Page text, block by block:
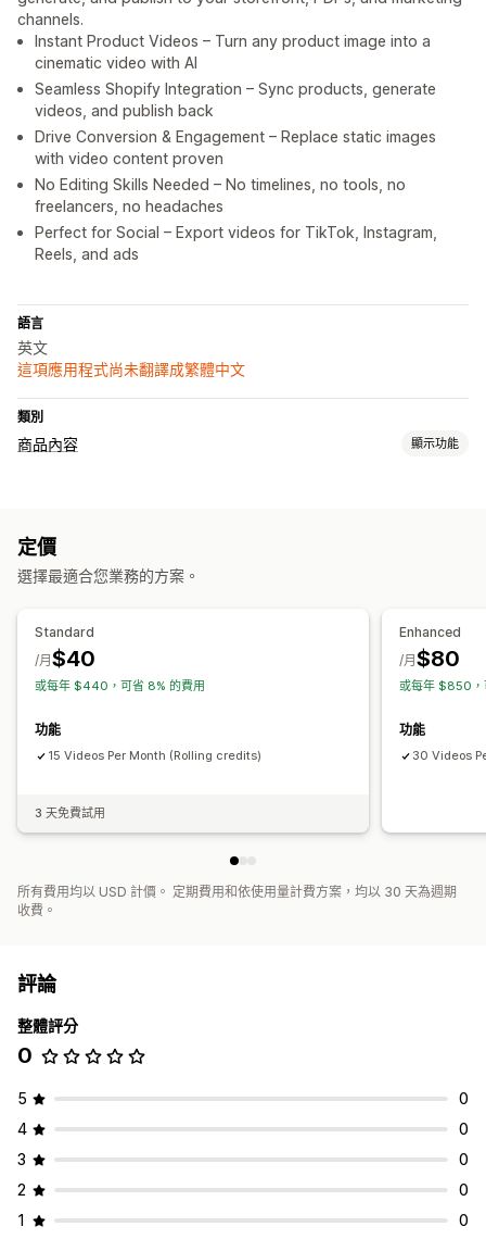
channels.
Instant Product Videos – Turn any product image into a
cinematic video with AI
Seamless Shopify Integration – Sync products, generate
videos, and publish back
Drive Conversion & Engagement – Replace static images
with video content proven
No Editing Skills Needed – No timelines, no tools, no
freelancers, no headaches
Perfect for Social – Export videos for TikTok, Instagram,
Reels, and ads
語言
英文
這項應用程式尚未翻譯成繁體中文
類別
商品內容 顯示功能
定價
選擇最適合您業務的方案。
Standard
$40
/月
或每年 $440，可省 8% 的費用
功能
15 Videos Per Month (Rolling credits)
3 天免費試用
Enhanced
$80
/月
或每年 $850，
功能
30 Videos
所有費用均以 USD 計價。 定期費用和依使用量計費方案，均以 30 天為週期
收費。
評論
整體評分
0
5
0
4
0
3
0
2
0
1
0